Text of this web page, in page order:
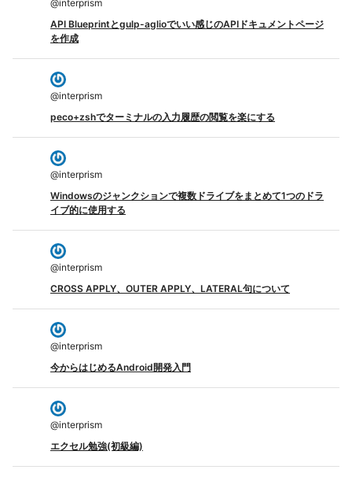
@interprism
API Blueprintとgulp-aglioでいい感じのAPIドキュメントページ
を作成
@interprism
peco+zshでターミナルの入力履歴の閲覧を楽にする
@interprism
Windowsのジャンクションで複数ドライブをまとめて1つのドラ
イブ的に使用する
@interprism
CROSS APPLY、OUTER APPLY、LATERAL句について
@interprism
今からはじめるAndroid開発入門
@interprism
エクセル勉強(初級編)